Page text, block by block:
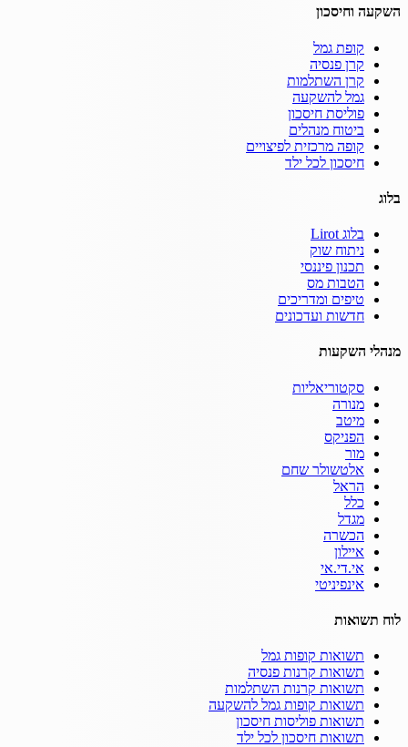
השקעה וחיסכון
קופת גמל
קרן פנסיה
קרן השתלמות
גמל להשקעה
פוליסת חיסכון
ביטוח מנהלים
קופה מרכזית לפיצויים
חיסכון לכל ילד
בלוג
בלוג Lirot
ניתוח שוק
תכנון פיננסי
הטבות מס
טיפים ומדריכים
חדשות ועדכונים
מנהלי השקעות
סקטוריאליות
מנורה
מיטב
הפניקס
מור
אלטשולר שחם
הראל
כלל
מגדל
הכשרה
איילון
אי.די.אי
אינפיניטי
לוח תשואות
תשואות קופות גמל
תשואות קרנות פנסיה
תשואות קרנות השתלמות
תשואות קופות גמל להשקעה
תשואות פוליסות חיסכון
תשואות חיסכון לכל ילד